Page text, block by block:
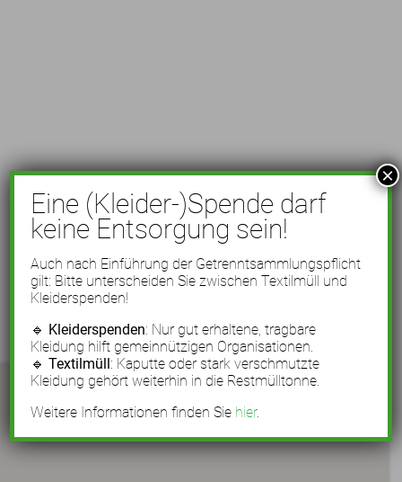
Eine (Kleider-)Spende darf
keine Entsorgung sein!
Auch nach Einführung der Getrenntsammlungspflicht
gilt: Bitte unterscheiden Sie zwischen Textilmüll und
Kleiderspenden!
🔹 Kleiderspenden: Nur gut erhaltene, tragbare
Kleidung hilft gemeinnützigen Organisationen.
🔹Textilmüll: Kaputte oder stark verschmutzte
Kleidung gehört weiterhin in die Restmülltonne.
Weitere Informationen finden Sie hier.
×